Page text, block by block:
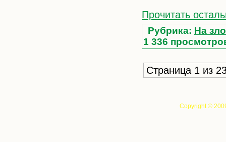
Прочитать
Рубрика: На
1 336
Страница 1 из
Copyright ©